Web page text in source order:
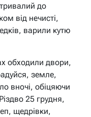
до
від нечисті,
варили кутю
обходили двори,
земле,
вночі, обіцяючи
25 грудня,
щедрівки,